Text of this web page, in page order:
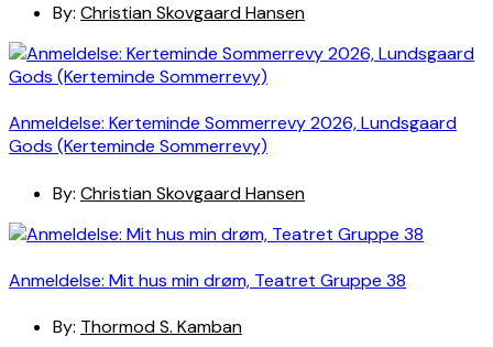
By: Christian Skovgaard Hansen
Anmeldelse: Kerteminde Sommerrevy 2026, Lundsgaard
Gods (Kerteminde Sommerrevy)
By: Christian Skovgaard Hansen
Anmeldelse: Mit hus min drøm, Teatret Gruppe 38
By: Thormod S. Kamban